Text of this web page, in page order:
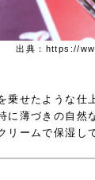
出典：https://
乗せたような
に薄づきの自然
ームで保湿し